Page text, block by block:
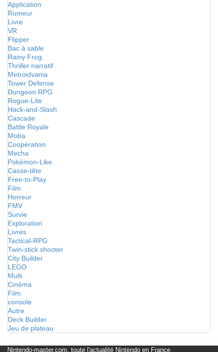
Application
Rumeur
Livre
VR
Flipper
Bac à sable
Rainy Frog
Thriller narratif
Metroidvania
Tower Defense
Dungeon RPG
Rogue-Lite
Hack-and-Slash
Cascade
Battle Royale
Moba
Coopération
Mecha
Pokémon-Like
Casse-tête
Free-to-Play
Film
Horreur
FMV
Survie
Exploration
Livres
Tactical-RPG
Twin-stick shooter
City Builder
LEGO
Multi
Cinéma
Film
console
Autre
Deck Builder
Jeu de plateau
Nintendo-master.com, toute l'actualité Nintendo en France